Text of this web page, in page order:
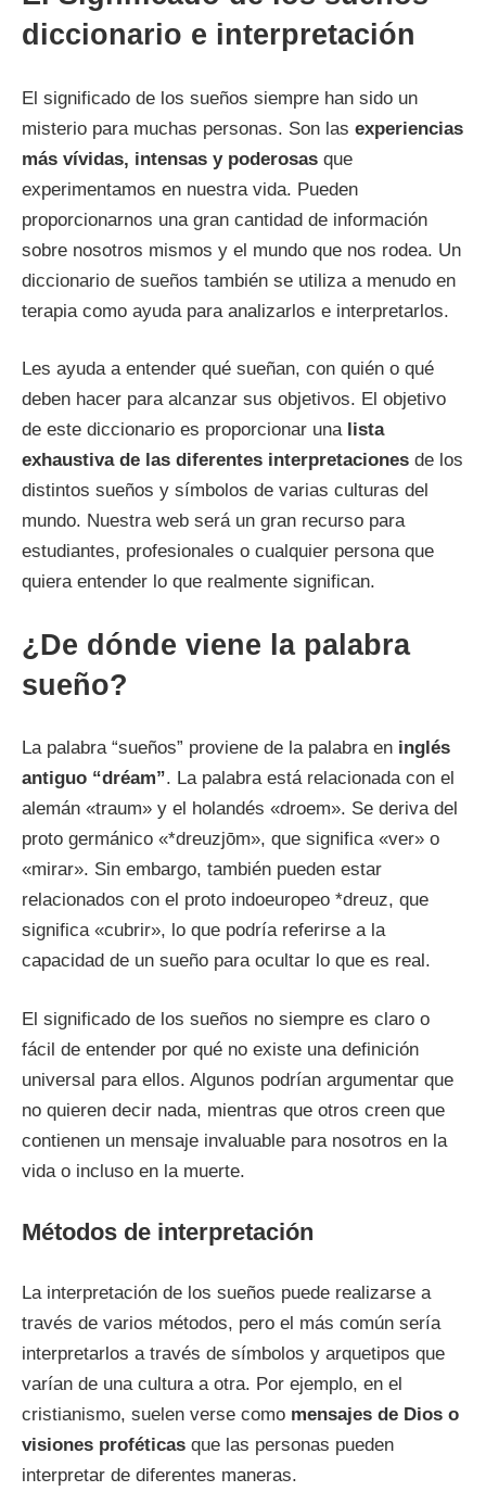
diccionario e interpretación
El significado de los sueños siempre han sido un
misterio para muchas personas. Son las experiencias
más vívidas, intensas y poderosas que
experimentamos en nuestra vida. Pueden
proporcionarnos una gran cantidad de información
sobre nosotros mismos y el mundo que nos rodea. Un
diccionario de sueños también se utiliza a menudo en
terapia como ayuda para analizarlos e interpretarlos.
Les ayuda a entender qué sueñan, con quién o qué
deben hacer para alcanzar sus objetivos. El objetivo
de este diccionario es proporcionar una lista
exhaustiva de las diferentes interpretaciones de los
distintos sueños y símbolos de varias culturas del
mundo. Nuestra web será un gran recurso para
estudiantes, profesionales o cualquier persona que
quiera entender lo que realmente significan.
¿De dónde viene la palabra
sueño?
La palabra “sueños” proviene de la palabra en inglés
antiguo “dréam”. La palabra está relacionada con el
alemán «traum» y el holandés «droem». Se deriva del
proto germánico «*dreuzjōm», que significa «ver» o
«mirar». Sin embargo, también pueden estar
relacionados con el proto indoeuropeo *dreuz, que
significa «cubrir», lo que podría referirse a la
capacidad de un sueño para ocultar lo que es real.
El significado de los sueños no siempre es claro o
fácil de entender por qué no existe una definición
universal para ellos. Algunos podrían argumentar que
no quieren decir nada, mientras que otros creen que
contienen un mensaje invaluable para nosotros en la
vida o incluso en la muerte.
Métodos de interpretación
La interpretación de los sueños puede realizarse a
través de varios métodos, pero el más común sería
interpretarlos a través de símbolos y arquetipos que
varían de una cultura a otra. Por ejemplo, en el
cristianismo, suelen verse como mensajes de Dios o
visiones proféticas que las personas pueden
interpretar de diferentes maneras.